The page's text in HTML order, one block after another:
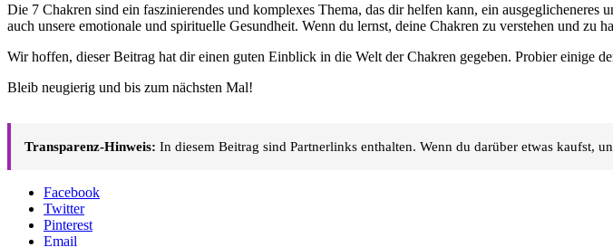
Die 7 Chakren sind ein faszinierendes und komplexes Thema, das dir helfen kann, ein
auch unsere emotionale und spirituelle Gesundheit. Wenn du lernst, deine Chakren zu verstehen und
Wir hoffen, dieser Beitrag hat dir einen guten Einblick in die Welt der Chakren gegeben. Probier einige
Bleib neugierig und bis zum nächsten Mal!
Transparenz-Hinweis: In diesem Beitrag sind Partnerlinks enthalten. Wenn du darüber etwas kaufst,
Facebook
Twitter
Pinterest
Email